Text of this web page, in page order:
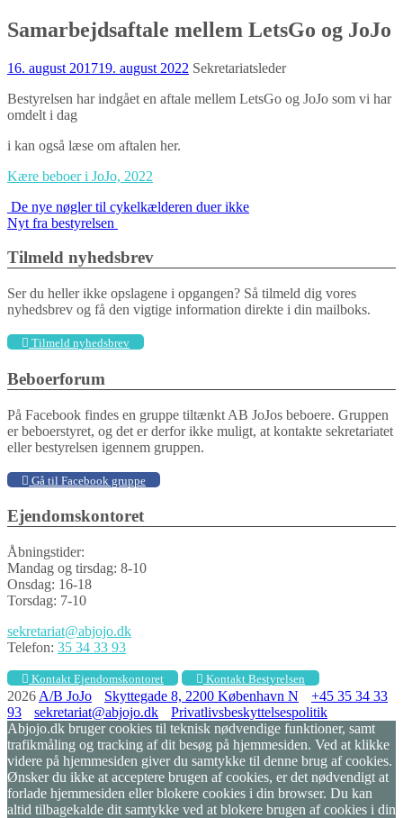
Samarbejdsaftale mellem LetsGo og JoJo
16. august 201719. august 2022 Sekretariatsleder
Bestyrelsen har indgået en aftale mellem LetsGo og JoJo som vi har
omdelt i dag
i kan også læse om aftalen her.
Kære beboer i JoJo, 2022
Indlægs
navigation
De nye nøgler til cykelkælderen duer ikke
Nyt fra bestyrelsen
Tilmeld nyhedsbrev
Ser du heller ikke opslagene i opgangen? Så tilmeld dig vores
nyhedsbrev og få den vigtige information direkte i din mailboks.
Tilmeld nyhedsbrev
Beboerforum
På Facebook findes en gruppe tiltænkt AB JoJos beboere. Gruppen
er beboerstyret, og det er derfor ikke muligt, at kontakte sekretariatet
eller bestyrelsen igennem gruppen.
Gå til Facebook gruppe
Ejendomskontoret
Åbningstider:
Mandag og tirsdag: 8-10
Onsdag: 16-18
Torsdag: 7-10
sekretariat@abjojo.dk
Telefon: 35 34 33 93
Kontakt Ejendomskontoret Kontakt Bestyrelsen
2026 A/B JoJo Skyttegade 8, 2200 København N
+45 35 34 33
93
sekretariat@abjojo.dk
Privatlivsbeskyttelsespolitik
Abjojo.dk bruger cookies til teknisk nødvendige funktioner, samt
trafikmåling og tracking af dit besøg på hjemmesiden. Ved at klikke
videre på hjemmesiden giver du samtykke til denne brug af cookies.
Ønsker du ikke at acceptere brugen af cookies, er det nødvendigt at
forlade hjemmesiden eller blokere cookies i din browser. Du kan
altid tilbagekalde dit samtykke ved at blokere brugen af cookies i din